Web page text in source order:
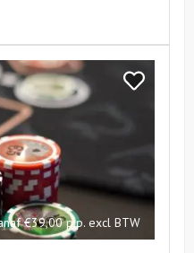
Bekijk
€39,00 p.p. excl BTW